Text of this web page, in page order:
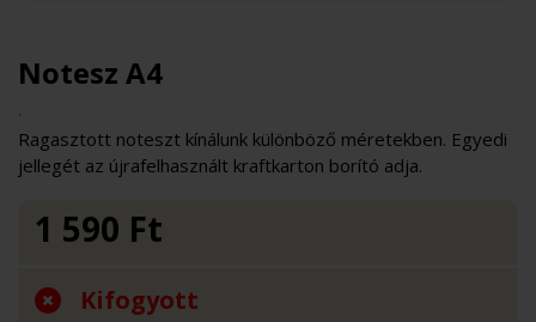
Notesz A4
.
Ragasztott noteszt kínálunk különböző méretekben. Egyedi
jellegét az újrafelhasznált kraftkarton borító adja.
1 590 Ft
Kifogyott